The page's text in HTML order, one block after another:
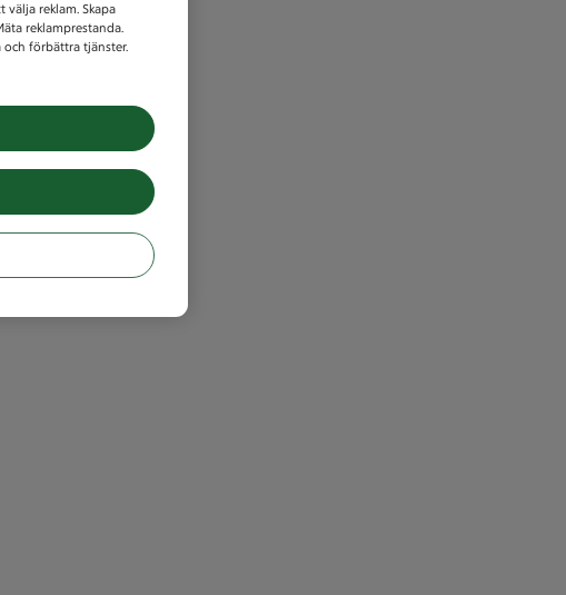
reklam. Skapa
reklamprestanda.
och förbättra tjänster.